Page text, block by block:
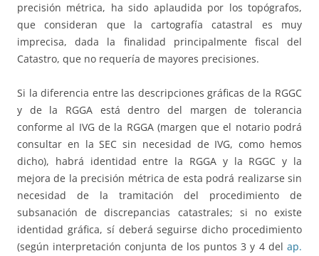
precisión métrica, ha sido aplaudida por los topógrafos,
que consideran que la cartografía catastral es muy
imprecisa, dada la finalidad principalmente fiscal del
Catastro, que no requería de mayores precisiones.
Si la diferencia entre las descripciones gráficas de la RGGC
y de la RGGA está dentro del margen de tolerancia
conforme al IVG de la RGGA (margen que el notario podrá
consultar en la SEC sin necesidad de IVG, como hemos
dicho), habrá identidad entre la RGGA y la RGGC y la
mejora de la precisión métrica de esta podrá realizarse sin
necesidad de la tramitación del procedimiento de
subsanación de discrepancias catastrales; si no existe
identidad gráfica, sí deberá seguirse dicho procedimiento
(según interpretación conjunta de los puntos 3 y 4 del ap.